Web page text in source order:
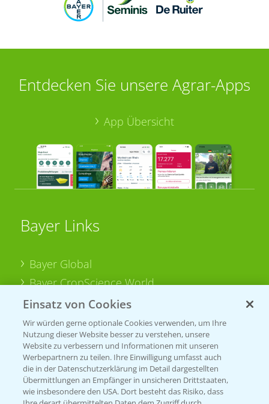
Entdecken Sie unsere Agrar-Apps
App Übersicht
Bayer Links
Bayer Global
Bayer CropScience World
Bayer Karriere
Bayer CropScience Austria
Bayer CropScience Schweiz
Presse
Vegetables Deutschland
Einsatz von Cookies
Wir würden gerne optionale Cookies verwenden, um Ihre
Nutzung dieser Website besser zu verstehen, unsere
Website zu verbessern und Informationen mit unseren
Werbepartnern zu teilen. Ihre Einwilligung umfasst auch
die in der Datenschutzerklärung im Detail dargestellten
Übermittlungen an Empfänger in unsicheren Drittstaaten,
wie insbesondere den USA. Dort besteht das Risiko, dass